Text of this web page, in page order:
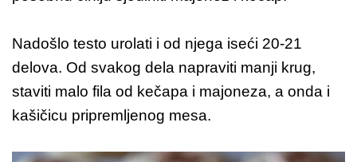
Nadošlo testo urolati i od njega iseći 20-21
delova. Od svakog dela napraviti manji krug,
staviti malo fila od kečapa i majoneza, a onda i
kašičicu pripremljenog mesa.